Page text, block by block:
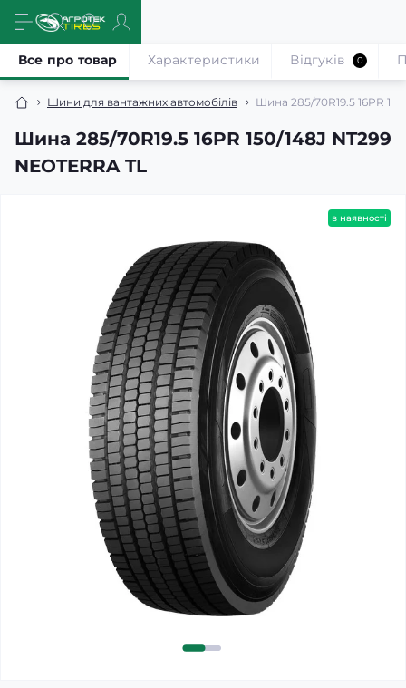
Шини для вантажних автомобілів Шина 285/70R19.5 16PR
Шина 285/70R19.5 16PR 150/148J NT299
NEOTERRA TL
Все про товар Характеристики Відгуків 0
в наявності